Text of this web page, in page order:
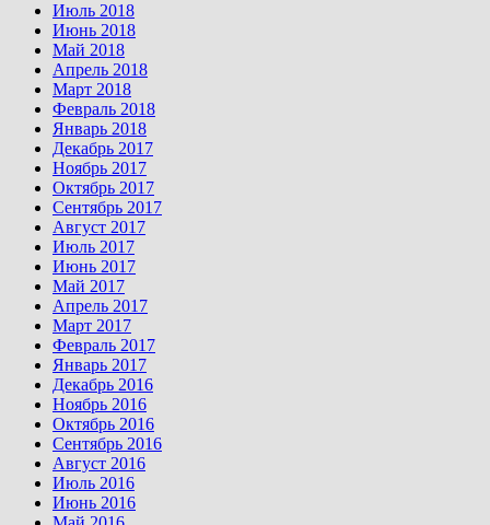
Июль 2018
Июнь 2018
Май 2018
Апрель 2018
Март 2018
Февраль 2018
Январь 2018
Декабрь 2017
Ноябрь 2017
Октябрь 2017
Сентябрь 2017
Август 2017
Июль 2017
Июнь 2017
Май 2017
Апрель 2017
Март 2017
Февраль 2017
Январь 2017
Декабрь 2016
Ноябрь 2016
Октябрь 2016
Сентябрь 2016
Август 2016
Июль 2016
Июнь 2016